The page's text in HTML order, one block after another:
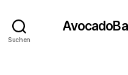
Suchen